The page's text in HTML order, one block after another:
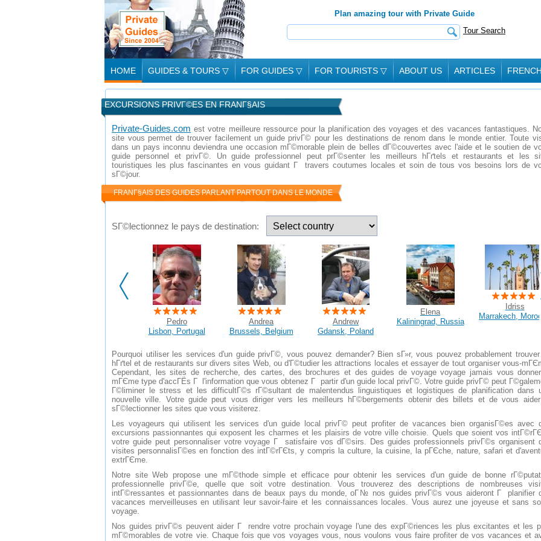
Plan amazing tour with Private Guide
Tour Search
HOME GUIDES & TOURS ▽ FOR GUIDES ▽ FOR TOURISTS ▽ ABOUT US ARTICLES FRENCH
EXCURSIONS PRIVГ©ES EN FRANГ§AIS
Private-Guides.com est votre meilleure ressource pour la planification des voyages et des vacances fantastiques.
site vous permet de trouver facilement un guide privГ© pour les destinations de renom dans le monde entier. Toute
dans un pays inconnu deviendra une occasion mГ©morable plein de belles dГ©couvertes avec l'aide et le soutien de
guide personnel et privГ©. Un guide professionnel peut prГ©senter les meilleurs hГґtels et restaurants et les
touristiques les plus fascinantes en vous guidant Г travers coutumes locales et soin de tous vos besoins lors de
sГ©jour.
FRANГ§AIS DES GUIDES PARLANT PARTOUT DANS LE MONDE
SГ©lectionnez le pays de destination:
Pedro
Lisbon, Portugal
Andrea
Brussels, Belgium
Andrew
Gdansk, Poland
Elena
Kaliningrad, Russia
Idriss
Marrakech,
Pourquoi utiliser les services d'un guide privГ©, vous pouvez demander? Bien sГ»r, vous pouvez probablement
hГґtel et de restaurants sur divers sites Web, ou d'Г©tudier les attractions locales et essayer de tout organiser vous-
Cependant, les sites de recherche, des cartes, des brochures et des guides de voyage voyage jamais vous
mГЄme type d'accГЁs Г l'information que vous obtenez Г partir d'un guide local privГ©. Votre guide privГ© peut
Г©liminer le stress et les difficultГ©s rГ©sultant de malentendus linguistiques et logistiques de planification dans
nouvelle ville. Votre guide peut vous diriger vers les meilleurs hГ©bergements obtenir des billets et de vous
sГ©lectionner les sites que vous visiterez.
Les voyageurs qui utilisent les services d'un guide local privГ© peut profiter de vacances bien organisГ©es avec
excursions passionnantes qui exposent les charmes et les plaisirs de votre ville choisie. Quels que soient vos
votre guide peut personnaliser votre voyage Г satisfaire vos dГ©sirs. Des guides professionnels privГ©s organisent
visites personnalisГ©es en fonction des intГ©rГЄts, y compris la culture, la cuisine, la pГЄche, nature, safari et
extrГЄme.
Notre site Web propose une mГ©thode simple et efficace pour obtenir les services d'un guide de bonne
professionnelle privГ©e, quelle que soit votre destination. Vous trouverez des descriptions de nombreuses
intГ©ressantes et passionnantes dans de beaux pays du monde, oГ№ nos guides privГ©s vous aideront Г planifier
vacances merveilleuses en utilisant leur savoir-faire et les connaissances locales. Vous aurez une joyeuse et sans
voyage.
Nos guides privГ©s peuvent aider Г rendre votre prochain voyage l'une des expГ©riences les plus excitantes et les
mГ©morables de votre vie. Chaque fois que vos voyages vous, nous voulons vous faire profiter de vos vacances et